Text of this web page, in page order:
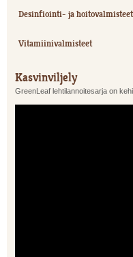
Desinfiointi- ja hoitovalmisteet
Vitamiinivalmisteet
Kasvinviljely
GreenLeaf lehtilannoitesarja on